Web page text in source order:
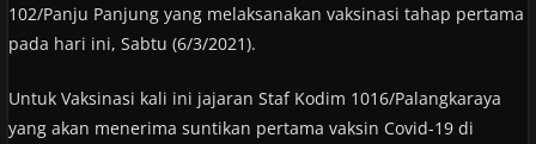
102/Panju Panjung yang melaksanakan vaksinasi tahap pertama
pada hari ini, Sabtu (6/3/2021).
Untuk Vaksinasi kali ini jajaran Staf Kodim 1016/Palangkaraya
yang akan menerima suntikan pertama vaksin Covid-19 di